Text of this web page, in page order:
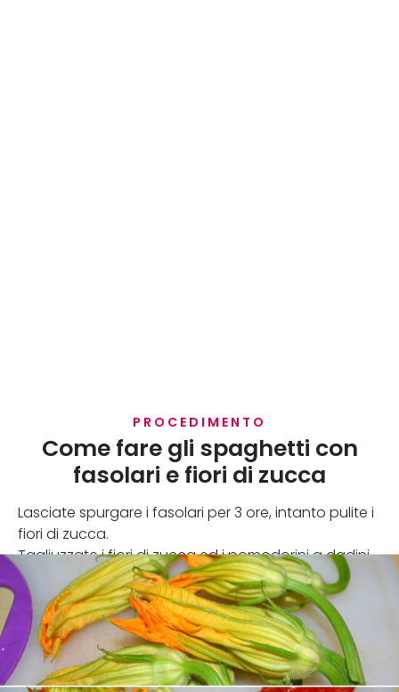
PROCEDIMENTO
Come fare gli spaghetti con
fasolari e fiori di zucca
Lasciate spurgare i fasolari per 3 ore, intanto pulite i
fiori di zucca.
Tagliuzzate i fiori di zucca ed i pomodorini a dadini.